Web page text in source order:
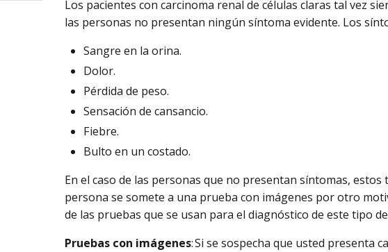
Los pacientes con carcinoma renal de células claras tal vez
las personas no presentan ningún síntoma evidente. Los
Sangre en la orina.
Dolor.
Pérdida de peso.
Sensación de cansancio.
Fiebre.
Bulto en un costado.
En el caso de las personas que no presentan síntomas,
persona se somete a una prueba con imágenes por otro
de las pruebas que se usan para el diagnóstico de este tipo
Pruebas con imágenes: Si se sospecha que usted presenta